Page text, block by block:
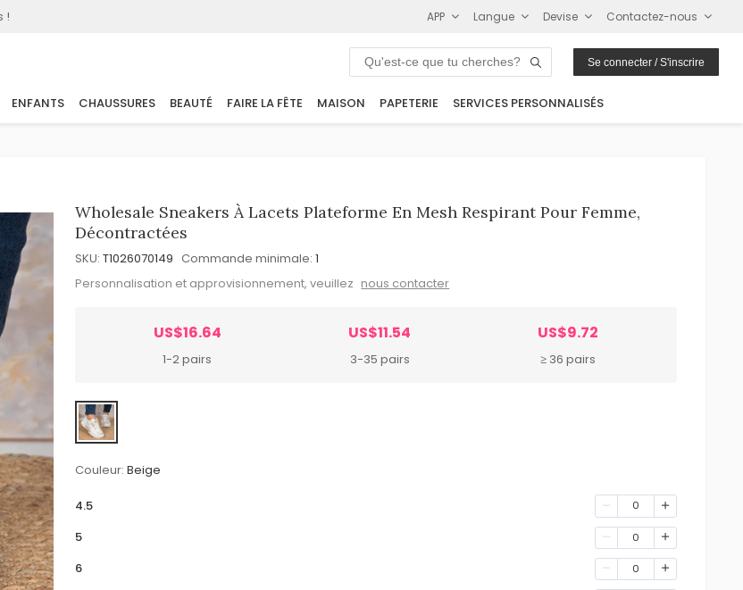
! APP Langue Devise Contactez-nous
Se connecter / S'inscrire
ENFANTS CHAUSSURES BEAUTÉ FAIRE LA FÊTE MAISON PAPETERIE SERVICES PERSONNALISÉS
Wholesale Sneakers À Lacets Plateforme En Mesh Respirant Pour Femme,
Décontractées
SKU: T1026070149 Commande minimale: 1
Personnalisation et approvisionnement, veuillez nous contacter
US$16.64
1-2 pairs
US$11.54
3-35 pairs
US$9.72
≥ 36 pairs
Couleur: Beige
4.5 0
5 0
6 0